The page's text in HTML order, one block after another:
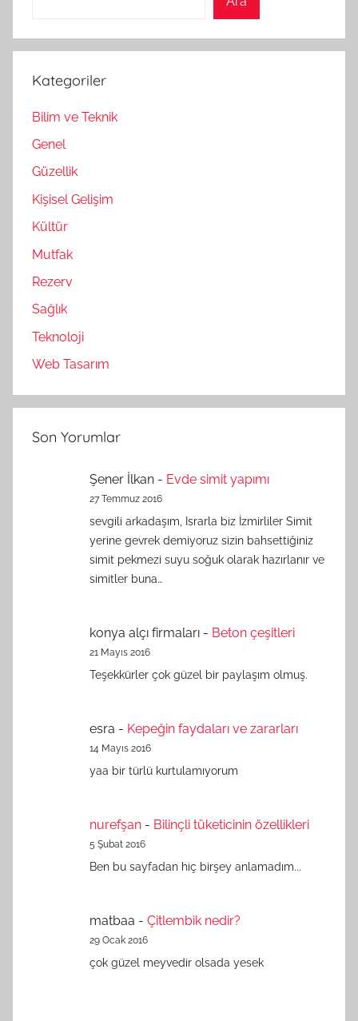
Kategoriler
Bilim ve Teknik
Genel
Güzellik
Kişisel Gelişim
Kültür
Mutfak
Rezerv
Sağlık
Teknoloji
Web Tasarım
Son Yorumlar
Şener İlkan - Evde simit yapımı
27 Temmuz 2016
sevgili arkadaşım, Israrla biz İzmirliler Simit
yerine gevrek demiyoruz sizin bahsettiğiniz
simit pekmezi suyu soğuk olarak hazırlanır ve
simitler buna…
konya alçı firmaları - Beton çeşitleri
21 Mayıs 2016
Teşekkürler çok güzel bir paylaşım olmuş.
esra - Kepeğin faydaları ve zararları
14 Mayıs 2016
yaa bir türlü kurtulamıyorum
nurefşan - Bilinçli tüketicinin özellikleri
5 Şubat 2016
Ben bu sayfadan hiç birşey anlamadım...
matbaa - Çitlembik nedir?
29 Ocak 2016
çok güzel meyvedir olsada yesek